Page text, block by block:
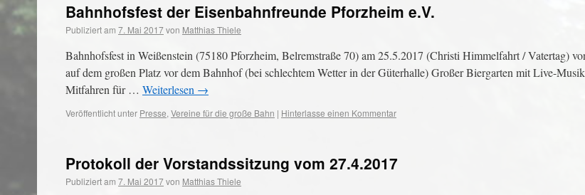
Bahnhofsfest der Eisenbahnfreunde Pforzheim e.V.
Publiziert am 7. Mai 2017von Matthias Thiele
Bahnhofsfest in Weißenstein (75180 Pforzheim, Belremstraße 70) am 25.5.2017 (Christi Himmelfahrt / Vatertag)
auf dem großen Platz vor dem Bahnhof (bei schlechtem Wetter in der Güterhalle) Großer Biergarten mit Live-
Mitfahren für … Weiterlesen →
Veröffentlicht unter Presse, Vereine für die große Bahn | Hinterlasse einen Kommentar
Protokoll der Vorstandssitzung vom 27.4.2017
Publiziert am 7. Mai 2017von Matthias Thiele